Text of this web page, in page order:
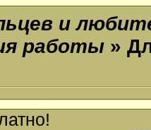
и
работы »